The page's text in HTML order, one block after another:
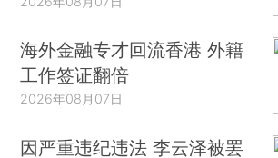
海外金融专才回流香港 外籍
工作签证翻倍
2026年08月07日
因严重违纪违法 李云泽被罢